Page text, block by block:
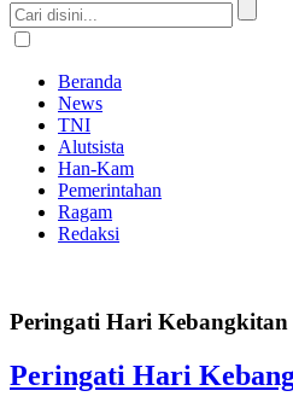
Beranda
News
TNI
Alutsista
Han-Kam
Pemerintahan
Ragam
Redaksi
Peringati Hari Kebangkitan
Peringati Hari